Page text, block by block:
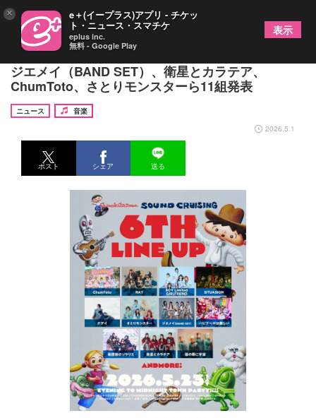
下北沢『SOUND CRUISING 2026』第6弾でRAY、
ジエメイ（BAND SET）、衛星とカラテア、
ChumToto、さとりモンスターら11組発表
ニュース
音楽
2026.5.1
ポスト シェア 送る
× e＋(イープラス)アプリ - チケッ
ト・ニュース・スマチケ
eplus inc.
無料 - Google Play
表示